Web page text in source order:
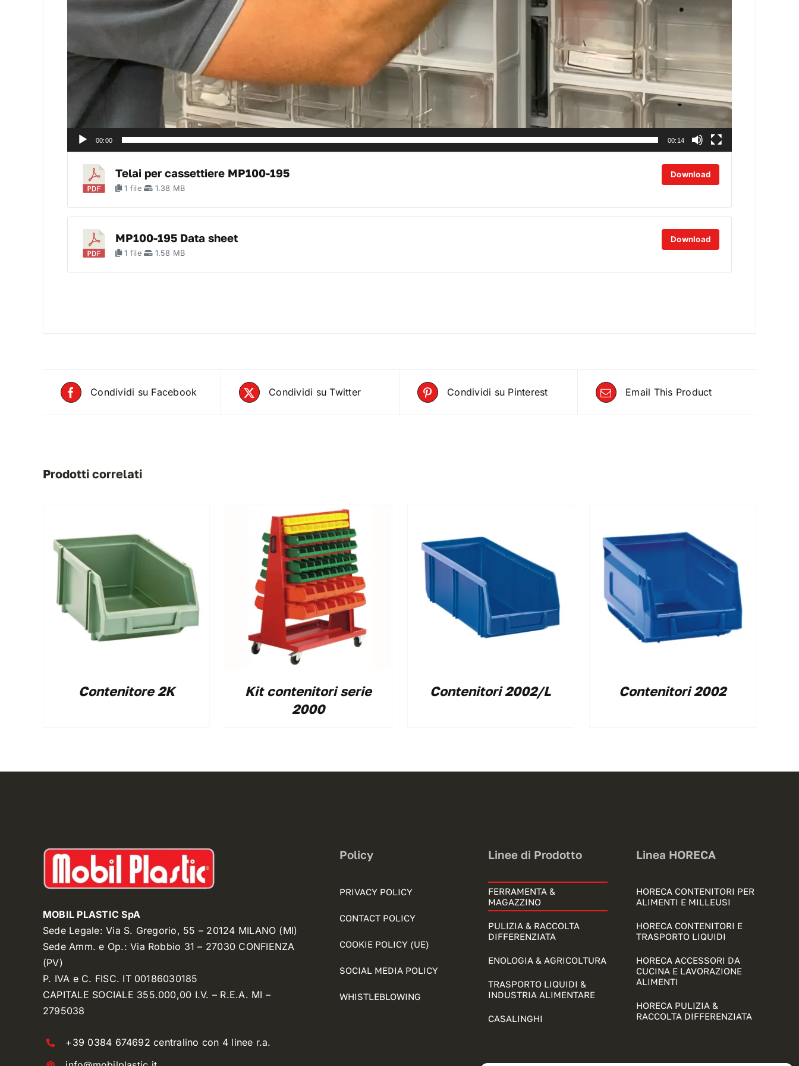
00:00 00:14
Telai per cassettiere MP100-195
1 file 1.38 MB
Download
MP100-195 Data sheet
1 file 1.58 MB
Download
Condividi su Facebook Condividi su Twitter Condividi su Pinterest Email This Product
Prodotti correlati
Contenitore 2K
Kit contenitori serie
2000
Contenitori 2002/L Contenitori 2002
MOBIL PLASTIC SpA
Sede Legale: Via S. Gregorio, 55 – 20124 MILANO (MI)
Sede Amm. e Op.: Via Robbio 31 – 27030 CONFIENZA
(PV)
P. IVA e C. FISC. IT 00186030185
CAPITALE SOCIALE 355.000,00 I.V. – R.E.A. MI –
2795038
+39 0384 674692 centralino con 4 linee r.a.
Policy
PRIVACY POLICY
CONTACT POLICY
COOKIE POLICY (UE)
SOCIAL MEDIA POLICY
WHISTLEBLOWING
Linee di Prodotto
FERRAMENTA &
MAGAZZINO
PULIZIA & RACCOLTA
DIFFERENZIATA
ENOLOGIA & AGRICOLTURA
TRASPORTO LIQUIDI &
INDUSTRIA ALIMENTARE
CASALINGHI
Linea HORECA
HORECA CONTENITORI PER
ALIMENTI E MILLEUSI
HORECA CONTENITORI E
TRASPORTO LIQUIDI
HORECA ACCESSORI DA
CUCINA E LAVORAZIONE
ALIMENTI
HORECA PULIZIA &
RACCOLTA DIFFERENZIATA